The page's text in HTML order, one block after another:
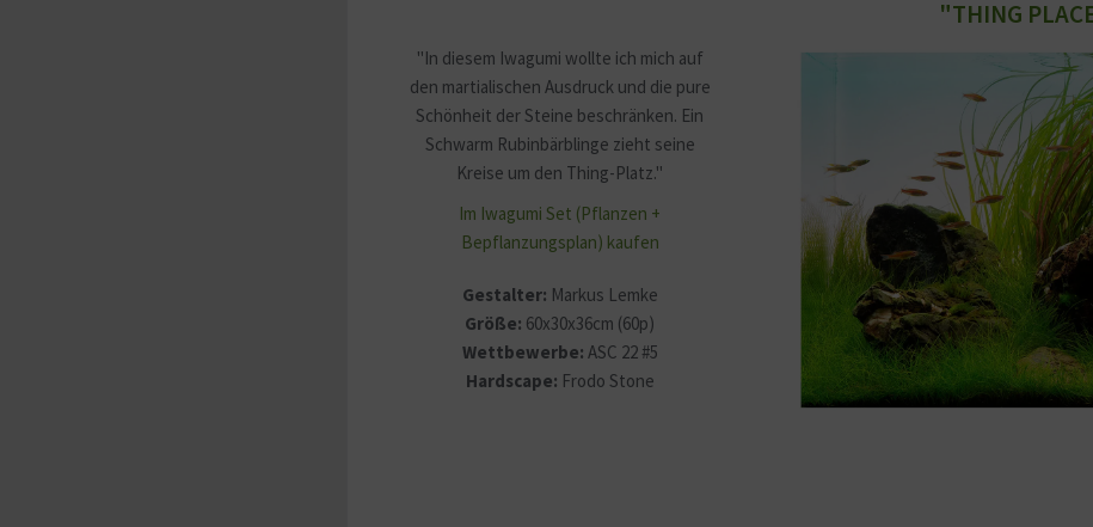
"In diesem Iwagumi wollte ich mich auf
den martialischen Ausdruck und die pure
Schönheit der Steine beschränken. Ein
Schwarm Rubinbärblinge zieht seine
Kreise um den Thing-Platz."
Im Iwagumi Set (Pflanzen +
Bepflanzungsplan) kaufen
Gestalter: Markus Lemke
Größe: 60x30x36cm (60p)
Wettbewerbe: ASC 22 #5
Hardscape: Frodo Stone
"THING